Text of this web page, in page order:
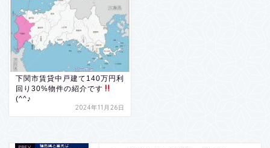
下関市賃貸中戸建て140万円利
回り30%物件の紹介です
(^^♪
2024年11月26日